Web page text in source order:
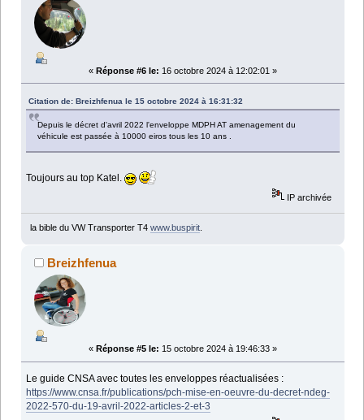
« Réponse #6 le: 16 octobre 2024 à 12:02:01 »
Citation de: Breizhfenua le 15 octobre 2024 à 16:31:32
Depuis le décret d'avril 2022 l'enveloppe MDPH AT amenagement du
véhicule est passée à 10000 eiros tous les 10 ans .
Toujours au top Katel.
IP archivée
la bible du VW Transporter T4 www.buspirit.
Breizhfenua
« Réponse #5 le: 15 octobre 2024 à 19:46:33 »
Le guide CNSA avec toutes les enveloppes réactualisées :
https://www.cnsa.fr/publications/pch-mise-en-oeuvre-du-decret-ndeg-
2022-570-du-19-avril-2022-articles-2-et-3